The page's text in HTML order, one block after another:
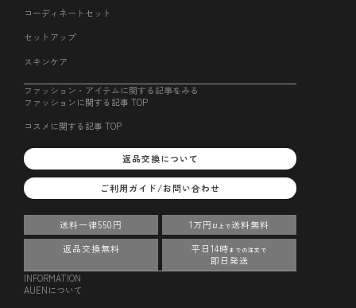
コーディネートセット
セットアップ
スキンケア
ファッション・アイテムに関する記事をみる
ファッションに関する記事 TOP
コスメに関する記事 TOP
返品交換について
ご利用ガイド/お問い合わせ
送料一律550円 1万円 以上で送料無料
返品交換無料
平日14時 までの注文で
即日発送
INFORMATION
AUENについて